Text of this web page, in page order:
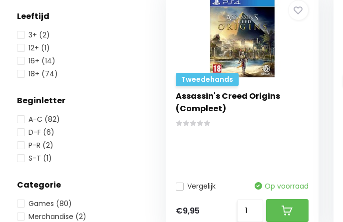
Leeftijd
3+ (2)
12+ (1)
16+ (14)
18+ (74)
Beginletter
A-C (82)
D-F (6)
P-R (2)
S-T (1)
Categorie
Games (80)
Merchandise (2)
Tweedehands
Assassin's Creed Origins
(Compleet)
Vergelijk Op voorraad
€9,95